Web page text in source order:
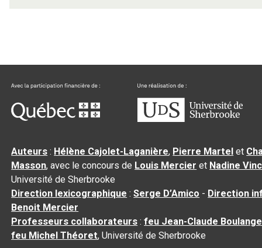
Auteurs : Hélène Cajolet-Laganière, Pierre Martel et
Masson, avec le concours de Louis Mercier et Nadine
Université de Sherbrooke
Direction lexicographique :Serge D’Amico - Direction
Benoit Mercier
Professeurs collaborateurs :feu Jean-Claude
feu Michel Théoret, Université de Sherbrooke